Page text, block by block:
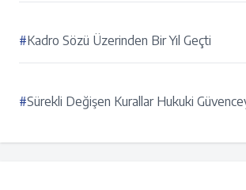
#Kadro Sözü Üzerinden Bir Yıl Geçti
#Sürekli Değişen Kurallar Hukuki